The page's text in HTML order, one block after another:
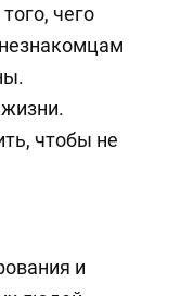
чего
чтобы не
и